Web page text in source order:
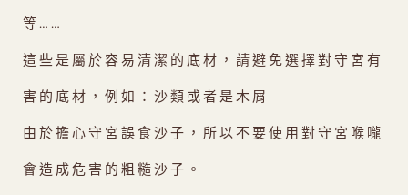
等……
這些是屬於容易清潔的底材，請避免選擇對守宮有
害的底材，例如：沙類或者是木屑
由於擔心守宮誤食沙子，所以不要使用對守宮喉嚨
會造成危害的粗糙沙子。